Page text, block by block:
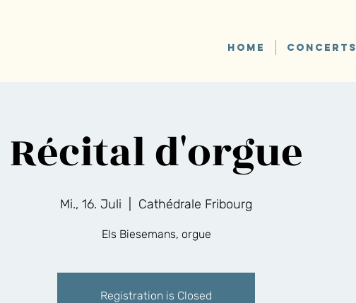
HOME CONCERTS
Récital d'orgue
Mi., 16. Juli Cathédrale Fribourg
Els Biesemans, orgue
Registration is Closed